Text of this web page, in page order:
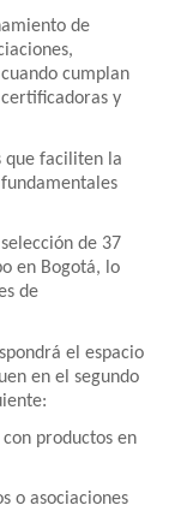
de
cumplan
y
que faciliten la
de 37
en Bogotá, lo
de
el espacio
en el segundo
productos en
o asociaciones